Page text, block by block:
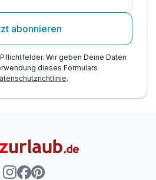
abonnieren
Wir geben Deine Daten
dieses Formulars
.